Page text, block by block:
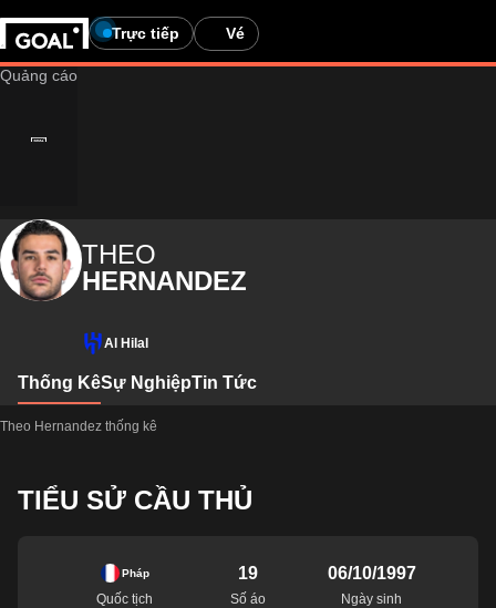
Trực tiếp Vé
THEO
HERNANDEZ
Al Hilal
Thống KêSự NghiệpTin Tức
Theo Hernandez thống kê
TIỂU SỬ CẦU THỦ
Pháp
Quốc tịch
19
Số áo
06/10/1997
Ngày sinh